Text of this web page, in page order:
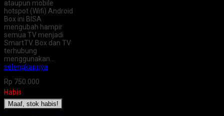
ataupun mobile
hotspot (Wifi) Android
Box ini BISA
mengubah hampir
semua TV menjadi
SmartTV. Box dan TV
terhubung
menggunakan…
selengkapnya
Rp 750.000
Habis
Maaf, stok habis!